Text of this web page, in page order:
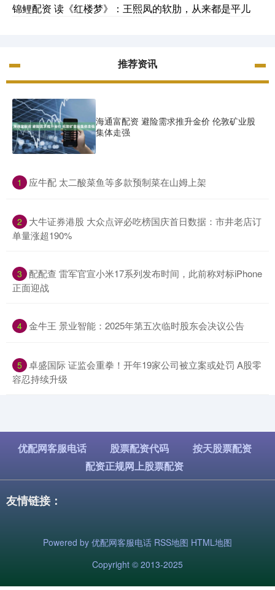
锦鲤配资 读《红楼梦》：王熙凤的软肋，从来都是平儿
推荐资讯
海通富配资 避险需求推升金价 伦敦矿业股
集体走强
1 ​应牛配 太二酸菜鱼等多款预制菜在山姆上架
2
​大牛证券港股 大众点评必吃榜国庆首日数据：市井老店订
单量涨超190%
3 ​配配查 雷军官宣小米17系列发布时间，此前称对标iPhone
正面迎战
4 ​金牛王 景业智能：2025年第五次临时股东会决议公告
5 ​卓盛国际 证监会重拳！开年19家公司被立案或处罚 A股零
容忍持续升级
优配网客服电话 股票配资代码
按天股票配资
配资正规网上股票配资
友情链接：
Powered by 优配网客服电话 RSS地图 HTML地图
Copyright © 2013-2025